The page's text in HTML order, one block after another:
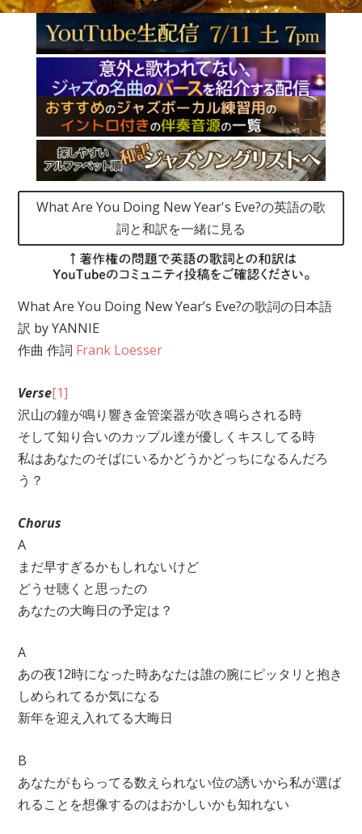
What Are You Doing New Year's Eve?の英語の歌
詞と和訳を一緒に見る
What Are You Doing New Year’s Eve?の歌詞の日本語
訳 by YANNIE​
作曲 作詞 Frank Loesser
Verse[1]
沢山の鐘が鳴り響き金管楽器が吹き鳴らされる時
そして知り合いのカップル達が優しくキスしてる時
私はあなたのそばにいるかどうかどっちになるんだろ
う？
Chorus
A
まだ早すぎるかもしれないけど
どうせ聴くと思ったの
あなたの大晦日の予定は？
A
あの夜12時になった時あなたは誰の腕にピッタリと抱き
しめられてるか気になる
新年を迎え入れてる大晦日
B
あなたがもらってる数えられない位の誘いから私が選ば
れることを想像するのはおかしいかも知れない